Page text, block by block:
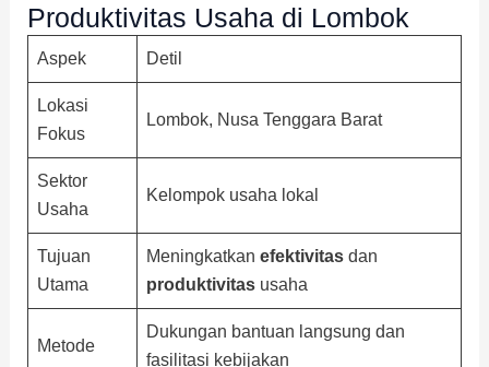
Produktivitas Usaha di Lombok
Aspek Detil
Lokasi
Fokus
Lombok, Nusa Tenggara Barat
Sektor
Usaha
Kelompok usaha lokal
Tujuan
Utama
Meningkatkan efektivitasdan
produktivitasusaha
Metode
Dukungan bantuan langsung dan
fasilitasi kebijakan